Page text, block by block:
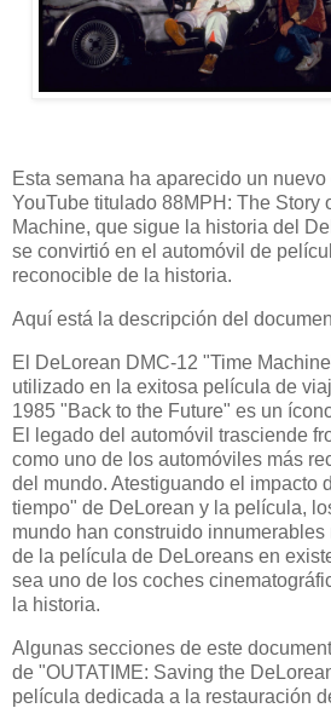
Esta semana ha aparecido un
YouTube titulado 88MPH: The Story
Machine, que sigue la historia del
se convirtió en el automóvil de
reconocible de la historia.
Aquí está la descripción del
El DeLorean DMC-12 "Time
utilizado en la exitosa película de
1985 "Back to the Future" es un
El legado del automóvil trasciende
como uno de los automóviles más
del mundo. Atestiguando el impacto
tiempo" de DeLorean y la película,
mundo han construido innumerables
de la película de DeLoreans en
sea uno de los coches
la historia.
Algunas secciones de este
de "OUTATIME: Saving the
película dedicada a la restauración